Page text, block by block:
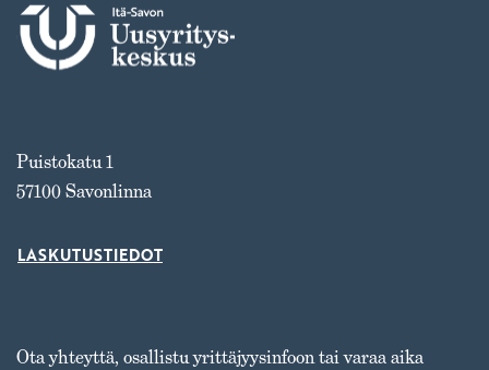
Puistokatu 1
57100 Savonlinna
LASKUTUSTIEDOT
Ota yhteyttä, osallistu yrittäjyysinfoon tai varaa aika